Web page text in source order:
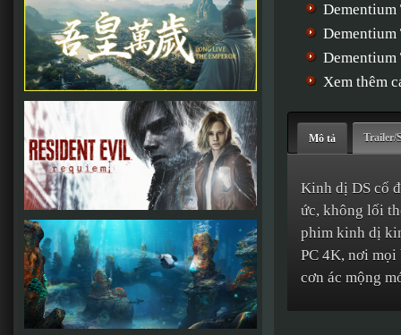
Dementium
Dementium
Dementium
Xem thêm
Mô tả Trailer/
Kinh dị DS cổ
ức, không lối
phim kinh dị
PC 4K, nơi mọi
cơn ác mộng